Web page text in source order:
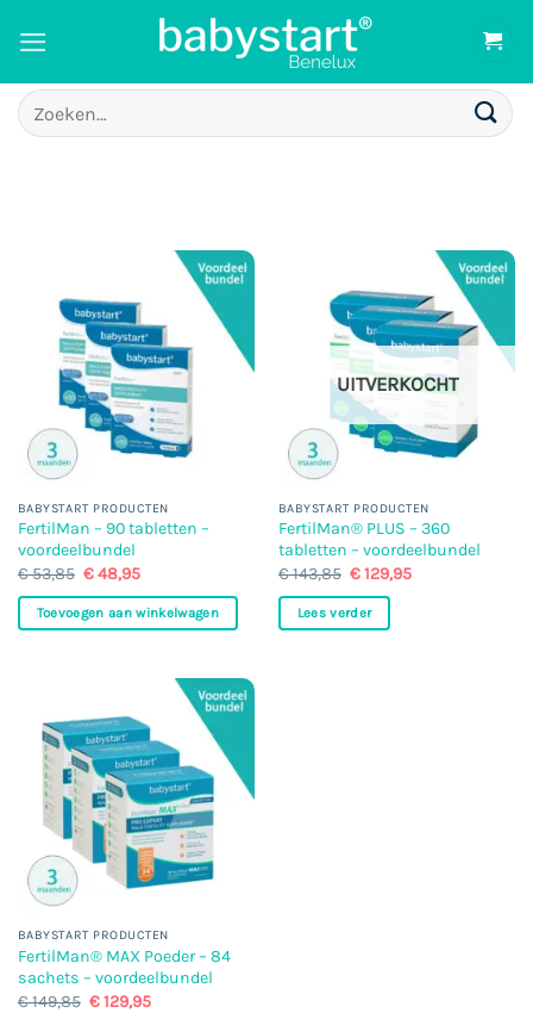
naar
Zoeken
naar:
BABYSTART PRODUCTEN
FertilMan – 90 tabletten –
voordeelbundel
€53,85 Oorspronkelijke
was:
€ 53,85.
€48,95Huidige
is:
€ 48,95.
Toevoegen aan winkelwagen
UITVERKOCHT
BABYSTART PRODUCTEN
FertilMan® PLUS – 360
tabletten – voordeelbundel
€143,85 Oorspronkelijke
was:
€ 143,85.
€129,95Huidige
Lees verder
BABYSTART PRODUCTEN
FertilMan® MAX Poeder – 84
sachets – voordeelbundel
€149,85 Oorspronkelijke
€129,95Huidige